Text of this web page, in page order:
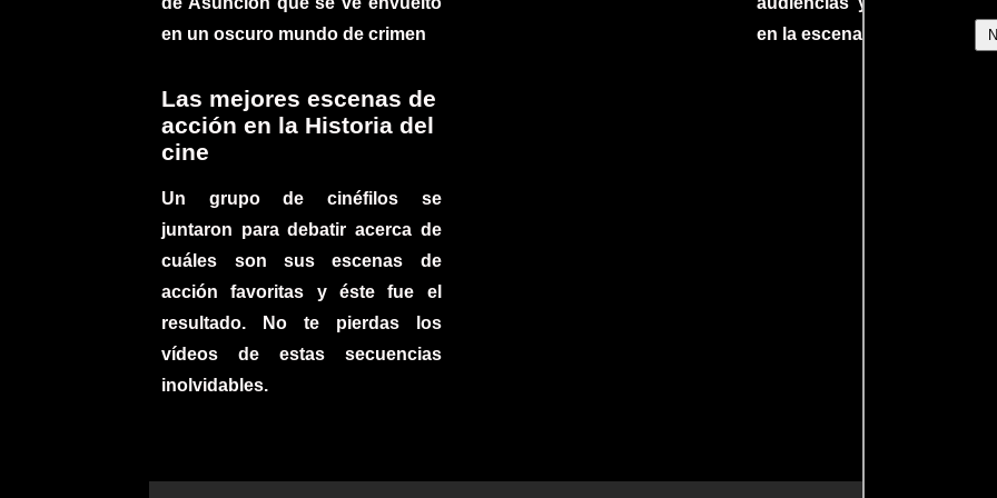
en un oscuro mundo de crimen
en la escena internacional.
Las mejores escenas de
acción en la Historia del
cine
Un grupo de cinéfilos se
juntaron para debatir acerca de
cuáles son sus escenas de
acción favoritas y éste fue el
resultado. No te pierdas los
vídeos de estas secuencias
inolvidables.